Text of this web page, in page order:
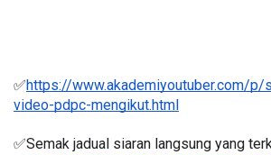
✅https://www.akademiyoutuber.com/p/
video-pdpc-mengikut.html
✅Semak jadual siaran langsung yang